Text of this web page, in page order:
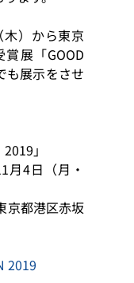
）から東京
展「GOOD
も展示をさせ
」
月4日（月・
京都港区赤坂
2019